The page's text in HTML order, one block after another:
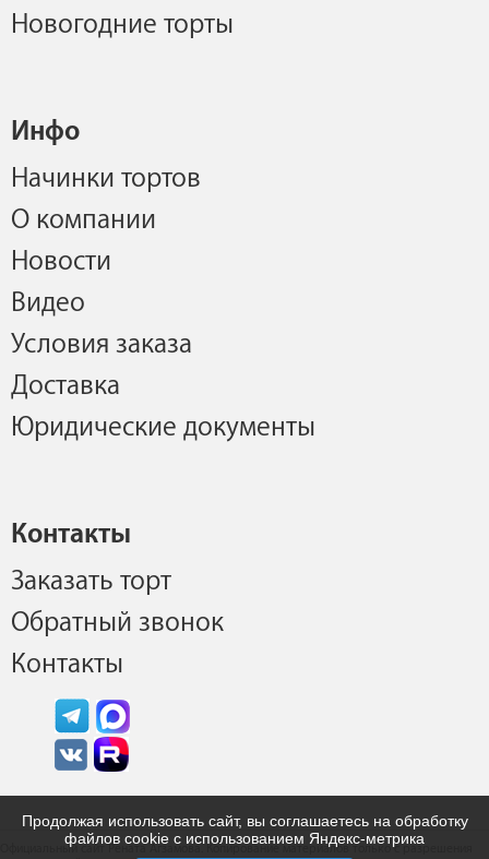
Новогодние торты
Инфо
Начинки тортов
О компании
Новости
Видео
Условия заказа
Доставка
Юридические документы
Контакты
Заказать торт
Обратный звонок
Контакты
Официальный сайт Рената Агзамова. Копирование материалов только с разрешения
Продолжая использовать сайт, вы соглашаетесь на обработку
файлов cookie с использованием Яндекс-метрика